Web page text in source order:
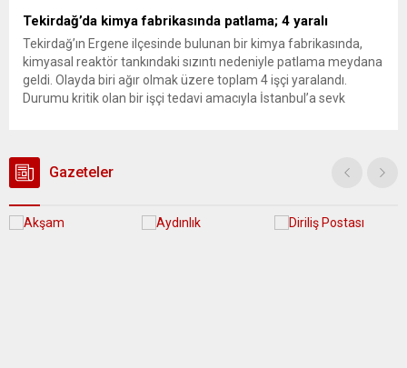
Tekirdağ’da kimya fabrikasında patlama; 4 yaralı
Tekirdağ’ın Ergene ilçesinde bulunan bir kimya fabrikasında,
kimyasal reaktör tankındaki sızıntı nedeniyle patlama meydana
geldi. Olayda biri ağır olmak üzere toplam 4 işçi yaralandı.
Durumu kritik olan bir işçi tedavi amacıyla İstanbul’a sevk
Gazeteler